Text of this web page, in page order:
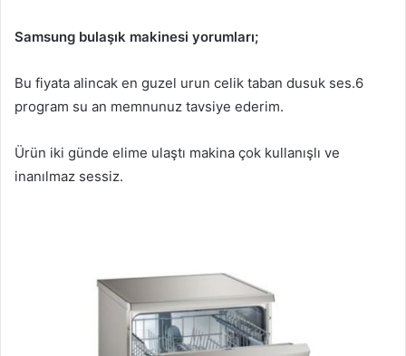
Samsung bulaşık makinesi yorumları;
Bu fiyata alincak en guzel urun celik taban dusuk ses.6
program su an memnunuz tavsiye ederim.
Ürün iki günde elime ulaştı makina çok kullanışlı ve
inanılmaz sessiz.